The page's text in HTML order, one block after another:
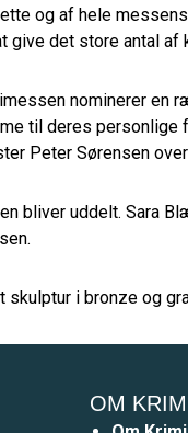
og af hele
give det store antal af
nominerer
til deres personlige
Peter Sørensen
bliver uddelt. Sara
skulptur i bronze og
OM